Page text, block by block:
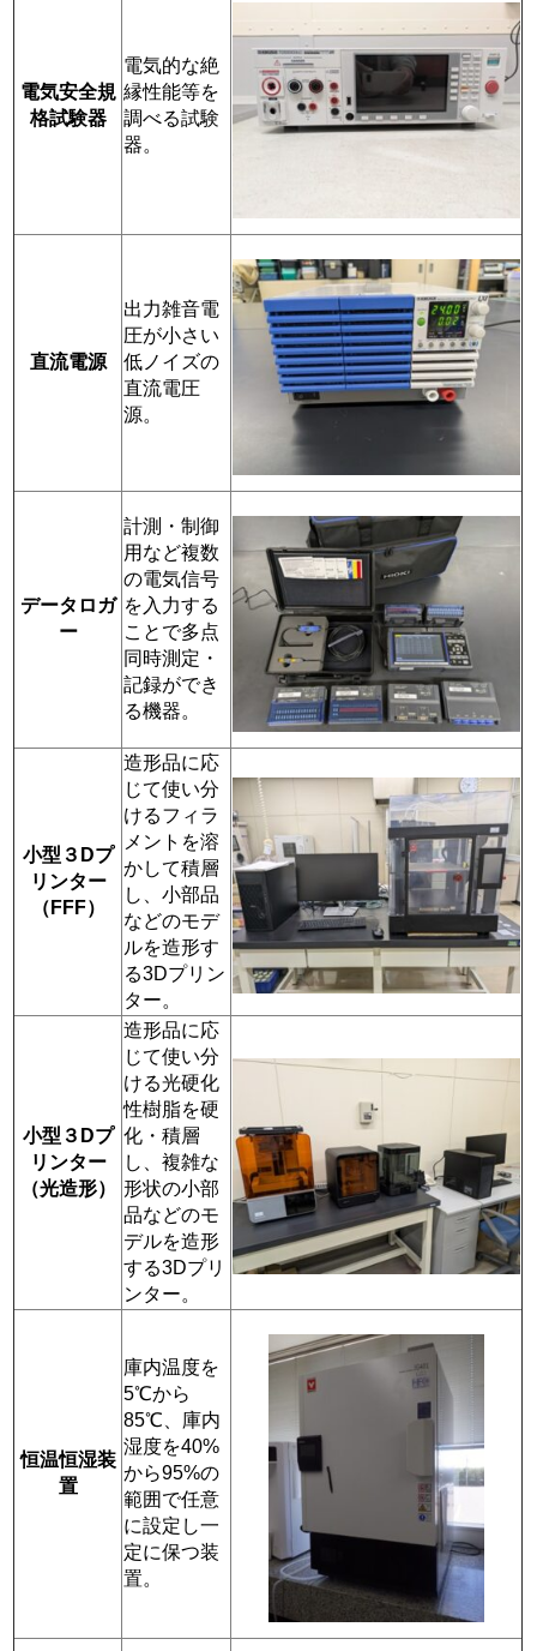
電気安全規
格試験器
電気的な絶
縁性能等を
調べる試験
器。
直流電源
出力雑音電
圧が小さい
低ノイズの
直流電圧
源。
データロガ
ー
計測・制御
用など複数
の電気信号
を入力する
ことで多点
同時測定・
記録ができ
る機器。
小型３Dプ
リンター
（FFF）
造形品に応
じて使い分
けるフィラ
メントを溶
かして積層
し、小部品
などのモデ
ルを造形す
る3Dプリン
ター。
小型３Dプ
リンター
（光造形）
造形品に応
じて使い分
ける光硬化
性樹脂を硬
化・積層
し、複雑な
形状の小部
品などのモ
デルを造形
する3Dプリ
ンター。
恒温恒湿装
置
庫内温度を
5℃から
85℃、庫内
湿度を40%
から95%の
範囲で任意
に設定し一
定に保つ装
置。